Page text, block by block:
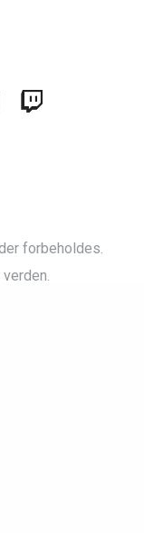
forbeholdes.